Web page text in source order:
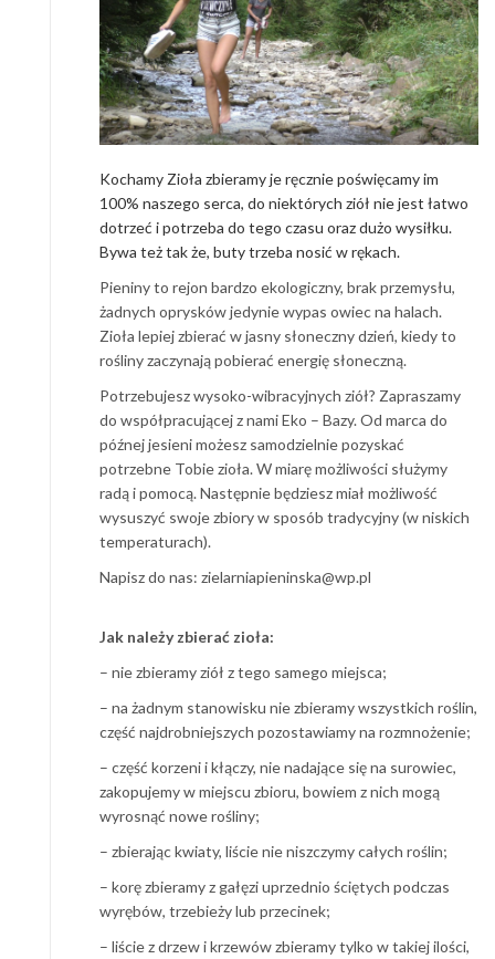
Kochamy Zioła zbieramy je ręcznie poświęcamy im
100% naszego serca, do niektórych ziół nie jest łatwo
dotrzeć i potrzeba do tego czasu oraz dużo wysiłku.
Bywa też tak że, buty trzeba nosić w rękach.
Pieniny to rejon bardzo ekologiczny, brak przemysłu,
żadnych oprysków jedynie wypas owiec na halach.
Zioła lepiej zbierać w jasny słoneczny dzień, kiedy to
rośliny zaczynają pobierać energię słoneczną.
Potrzebujesz wysoko-wibracyjnych ziół? Zapraszamy
do współpracującej z nami Eko – Bazy. Od marca do
późnej jesieni możesz samodzielnie pozyskać
potrzebne Tobie zioła. W miarę możliwości służymy
radą i pomocą. Następnie będziesz miał możliwość
wysuszyć swoje zbiory w sposób tradycyjny (w niskich
temperaturach).
Napisz do nas: zielarniapieninska@wp.pl
Jak należy zbierać zioła:
– nie zbieramy ziół z tego samego miejsca;
– na żadnym stanowisku nie zbieramy wszystkich roślin,
część najdrobniejszych pozostawiamy na rozmnożenie;
– część korzeni i kłączy, nie nadające się na surowiec,
zakopujemy w miejscu zbioru, bowiem z nich mogą
wyrosnąć nowe rośliny;
– zbierając kwiaty, liście nie niszczymy całych roślin;
– korę zbieramy z gałęzi uprzednio ściętych podczas
wyrębów, trzebieży lub przecinek;
– liście z drzew i krzewów zbieramy tylko w takiej ilości,